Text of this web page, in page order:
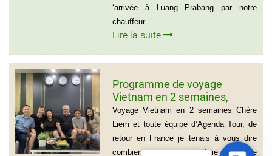
‘arrivée à Luang Prabang par notre
chauffeur...
Lire la suite
Programme de voyage
Vietnam en 2 semaines,
Famille Jean Pierre Massias
Voyage Vietnam en 2 semaines Chère
Liem et toute équipe d’Agenda Tour, de
retour en France je tenais à vous dire
combien nous avons apprécié ce voyage